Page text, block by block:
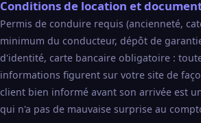
Conditions de location et
Permis de conduire requis (ancienneté,
minimum du conducteur, dépôt de
d'identité, carte bancaire obligatoire :
informations figurent sur votre site de
client bien informé avant son arrivée est
qui n'a pas de mauvaise surprise au